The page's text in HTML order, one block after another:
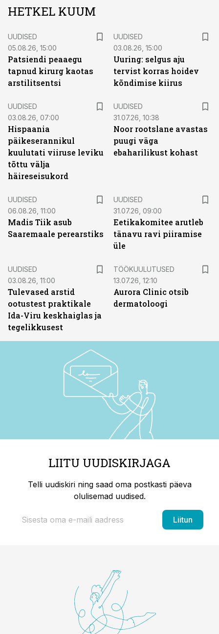
HETKEL KUUM
UUDISED
05.08.26, 15:00
Patsiendi peaaegu
tapnud kirurg kaotas
arstilitsentsi
UUDISED
03.08.26, 15:00
Uuring: selgus aju
tervist korras hoidev
kõndimise kiirus
UUDISED
03.08.26, 07:00
Hispaania
päikeserannikul
kuulutati viiruse leviku
tõttu välja
häireseisukord
UUDISED
31.07.26, 10:38
Noor rootslane avastas
puugi väga
ebaharilikust kohast
UUDISED
06.08.26, 11:00
Madis Tiik asub
Saaremaale perearstiks
UUDISED
31.07.26, 09:00
Eetikakomitee arutleb
tänavu ravi piiramise
üle
UUDISED
03.08.26, 11:00
Tulevased arstid
ootustest praktikale
Ida-Viru keskhaiglas ja
tegelikkusest
TÖÖKUULUTUSED
13.07.26, 12:10
Aurora Clinic otsib
dermatoloogi
LIITU UUDISKIRJAGA
Telli uudiskiri ning saad oma postkasti päeva
olulisemad uudised.
Liitun